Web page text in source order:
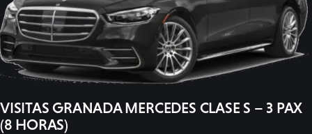
VISITAS GRANADA MERCEDES CLASE S – 3 PAX
(8 HORAS)